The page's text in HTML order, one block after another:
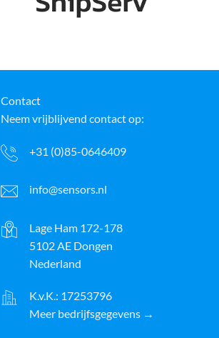
Contact
Neem vrijblijvend contact op:
+31 (0)85-0646409
info@sensors.nl
Lage Ham 172-178
5102 AE Dongen
Nederland
K.v.K.: 17253796
Meer bedrijfsgegevens →